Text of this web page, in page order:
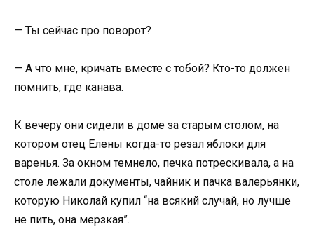
— Ты сейчас про поворот?
— А что мне, кричать вместе с тобой? Кто-то должен
помнить, где канава.
К вечеру они сидели в доме за старым столом, на
котором отец Елены когда-то резал яблоки для
варенья. За окном темнело, печка потрескивала, а на
столе лежали документы, чайник и пачка валерьянки,
которую Николай купил “на всякий случай, но лучше
не пить, она мерзкая”.